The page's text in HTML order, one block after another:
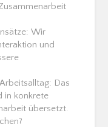
Wir
und
Das
in konkrete
übersetzt.